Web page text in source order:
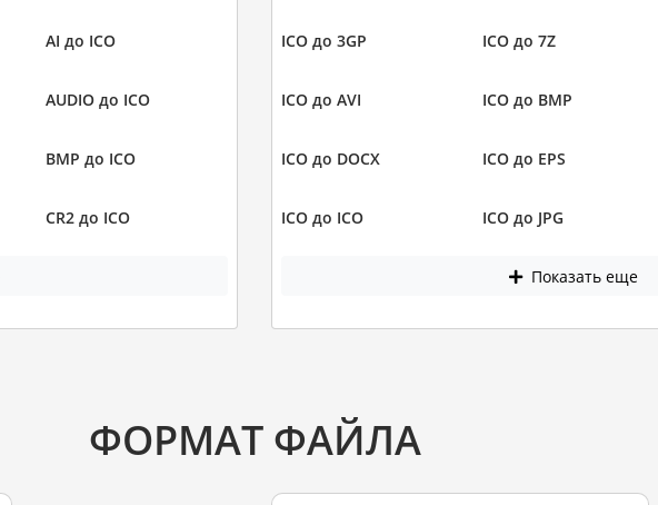
AI до ICO
AUDIO до ICO
BMP до ICO
CR2 до ICO
ICO до 3GP ICO до 7Z
ICO до AVI ICO до BMP
ICO до DOCX ICO до EPS
ICO до ICO ICO до JPG
Показать еще
ФОРМАТ ФАЙЛА